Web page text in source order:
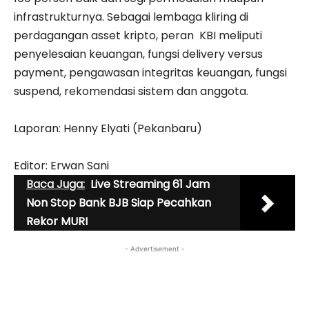
infrastrukturnya. Sebagai lembaga kliring di
perdagangan asset kripto, peran KBI meliputi
penyelesaian keuangan, fungsi delivery versus
payment, pengawasan integritas keuangan, fungsi
suspend, rekomendasi sistem dan anggota.
Laporan: Henny Elyati (Pekanbaru)
Editor: Erwan Sani
Baca Juga: Live Streaming 61 Jam
Non Stop Bank BJB Siap Pecahkan
Rekor MURI
- Advertisement -